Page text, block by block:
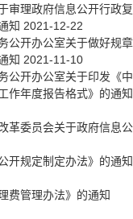
审理政府信息公开行政复
知 2021-12-22
公开办公室关于做好规章
知 2021-11-10
公开办公室关于印发《中
作年度报告格式》的通知
革委员会关于政府信息公
开规定制定办法》的通知
费管理办法》的通知